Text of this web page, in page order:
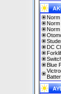
DC
Blue